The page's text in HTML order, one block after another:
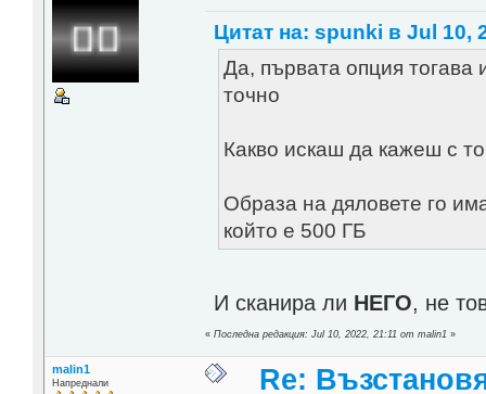
Цитат на: spunki в Jul 10,
Да, първата опция тогава
точно
Какво искаш да кажеш с
Образа на дяловете го
който е 500 ГБ
И сканира ли НЕГО, не
«Последна редакция: Jul 10, 2022, 21:11 от malin1 »
malin1
Напреднали
Re: